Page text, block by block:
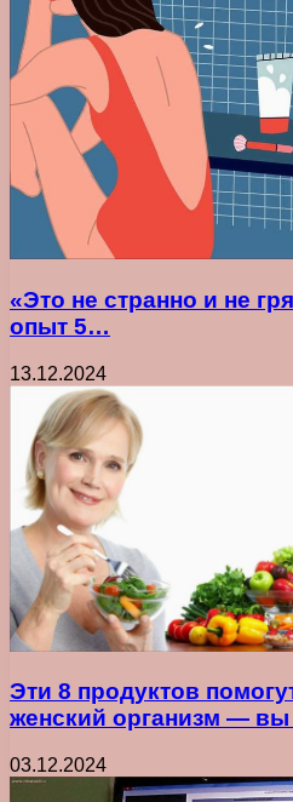
«Это не странно и не
опыт 5…
13.12.2024
Эти 8 продуктов
женский организм — вы
03.12.2024